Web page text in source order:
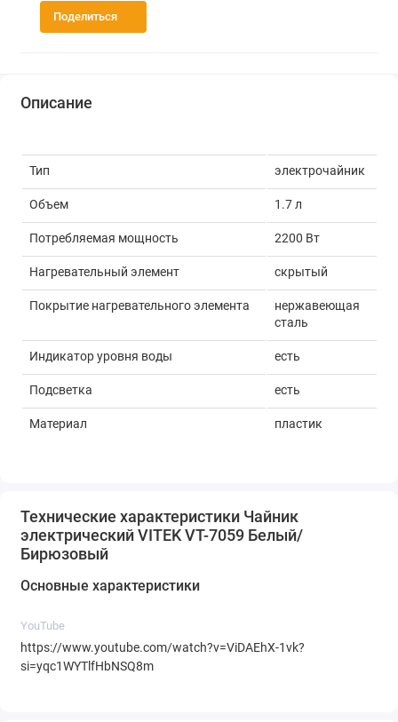
Поделиться
Описание
Тип электрочайник
Объем 1.7 л
Потребляемая мощность 2200 Вт
Нагревательный элемент скрытый
Покрытие нагревательного элемента
нержавеющая
сталь
Индикатор уровня воды есть
Подсветка есть
Материал пластик
Технические характеристики Чайник
электрический VITEK VT-7059 Белый/
Бирюзовый
Основные характеристики
YouTube
https://www.youtube.com/watch?v=ViDAEhX-1vk?
si=yqc1WYTlfHbNSQ8m